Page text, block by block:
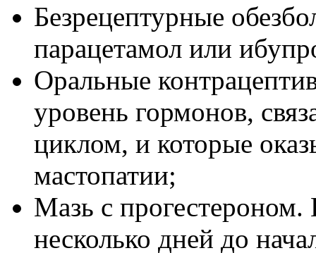
Безрецептурные
парацетамол или
Оральные
уровень гормонов,
циклом, и которые
мастопатии;
Мазь с прогестероном.
несколько дней до